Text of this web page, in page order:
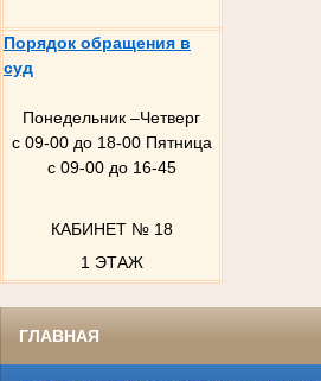
Порядок обращения в
суд
Понедельник –Четверг
с 09-00 до 18-00 Пятница
с 09-00 до 16-45
КАБИНЕТ № 18
1 ЭТАЖ
ГЛАВНАЯ